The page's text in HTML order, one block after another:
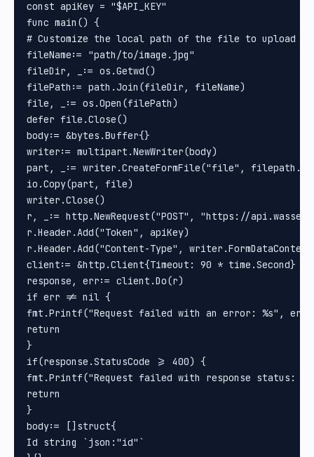
const apiKey = "$API_KEY"
func main() {
# Customize the local path of the file to upload
fileName:= "path/to/image.jpg"
fileDir, _:= os.Getwd()
filePath:= path.Join(fileDir, fileName)
file, _:= os.Open(filePath)
defer file.Close()
body:= &bytes.Buffer{}
writer:= multipart.NewWriter(body)
part, _:= writer.CreateFormFile("file",
io.Copy(part, file)
writer.Close()
r, _:= http.NewRequest("POST", "https://
r.Header.Add("Token", apiKey)
r.Header.Add("Content-Type",
client:= &http.Client{Timeout: 90 * time.Second}
response, err:= client.Do(r)
if err != nil {
fmt.Printf("Request failed with an error: %s",
return
}
if(response.StatusCode >= 400) {
fmt.Printf("Request failed with response status:
return
}
body:= []struct{
Id string `json:"id"`